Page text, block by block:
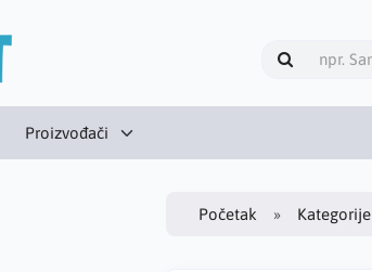
Proizvođači
Početak Kategorije